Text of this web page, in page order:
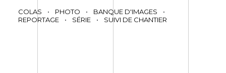
COLAS • PHOTO • BANQUE D'IMAGES
•
REPORTAGE
• SÉRIE • SUIVI DE CHANTIER